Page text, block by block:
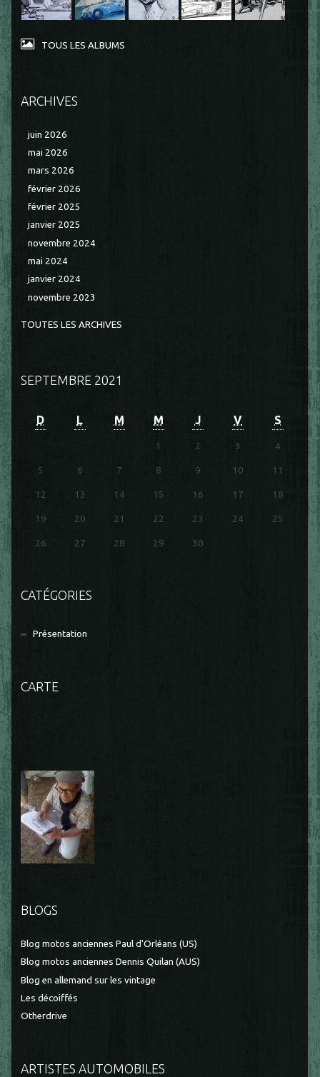
TOUS LES ALBUMS
ARCHIVES
juin 2026
mai 2026
mars 2026
février 2026
février 2025
janvier 2025
novembre 2024
mai 2024
janvier 2024
novembre 2023
TOUTES LES ARCHIVES
SEPTEMBRE 2021
D L M M J V S
1 2 3 4
5 6 7 8 9 10 11
12 13 14 15 16 17 18
19 20 21 22 23 24 25
26 27 28 29 30
CATÉGORIES
Présentation
CARTE
BLOGS
Blog motos anciennes Paul d'Orléans (US)
Blog motos anciennes Dennis Quilan (AUS)
Blog en allemand sur les vintage
Les décoiffés
Otherdrive
ARTISTES AUTOMOBILES